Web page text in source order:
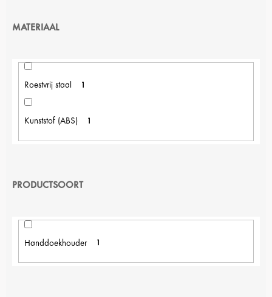
MATERIAAL
Roestvrij staal 1
Kunststof (ABS) 1
PRODUCTSOORT
Handdoekhouder 1